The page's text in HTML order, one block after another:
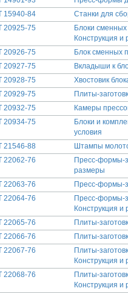
15940-84
Станки для
20925-75
Блоки
Конструкция и
20926-75
Блок сменных
20927-75
Вкладыши к
20928-75
Хвостовик
20929-75
Плиты-
20932-75
Камеры
20934-75
Блоки и
условия
21546-88
Штампы
22062-76
Пресс-формы-
размеры
22063-76
Пресс-формы-
22064-76
Пресс-формы-
Конструкция и
22065-76
Плиты-
22066-76
Плиты-
22067-76
Плиты-
Конструкция и
22068-76
Плиты-
Конструкция и